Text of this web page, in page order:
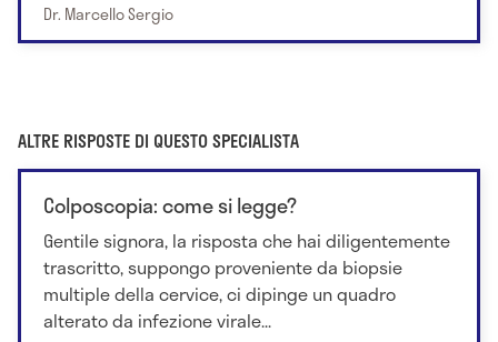
Dr. Marcello Sergio
ALTRE RISPOSTE DI QUESTO SPECIALISTA
Colposcopia: come si legge?
Gentile signora, la risposta che hai diligentemente
trascritto, suppongo proveniente da biopsie
multiple della cervice, ci dipinge un quadro
alterato da infezione virale...